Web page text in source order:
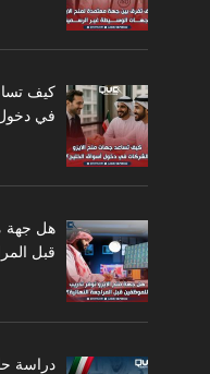
كيف
في
هل جهة
قبل
دراسة